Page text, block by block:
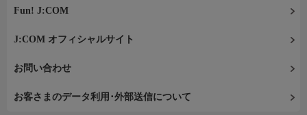
Fun! J:COM
J:COM オフィシャルサイト
お問い合わせ
お客さまのデータ利用･外部送信について